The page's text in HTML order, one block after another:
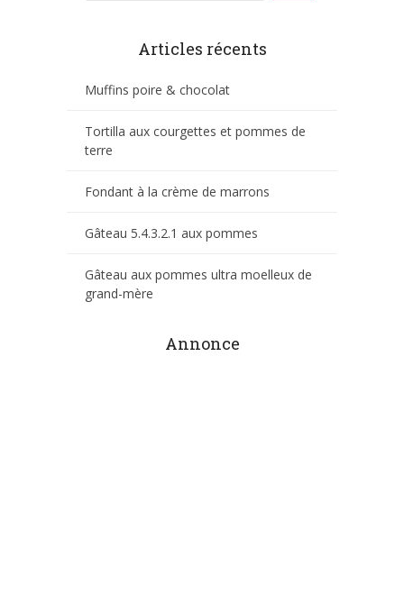
Articles récents
Muffins poire & chocolat
Tortilla aux courgettes et pommes de
terre
Fondant à la crème de marrons
Gâteau 5.4.3.2.1 aux pommes
Gâteau aux pommes ultra moelleux de
grand-mère
Annonce